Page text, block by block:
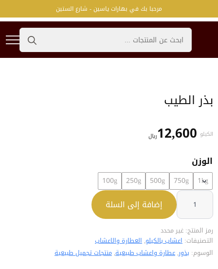
مرحبا بك في بهارات ياسين - شارع الستين
Search
for:
بذر الطيب
الكيلو 12,600﷼
الوزن
1kg
750g
500g
250g
100g
كمية
إضافة إلى السلة
رمز المنتج: غير محدد
التصنيفات: اعشاب بالكيلو, العطارة والاعشاب
الوسوم: بذور, عطارة واعشاب طبيعية, منتجات تجميل طبيعية